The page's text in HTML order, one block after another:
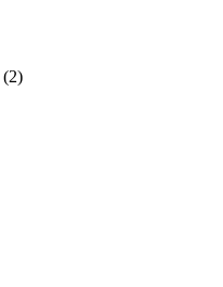
(2)